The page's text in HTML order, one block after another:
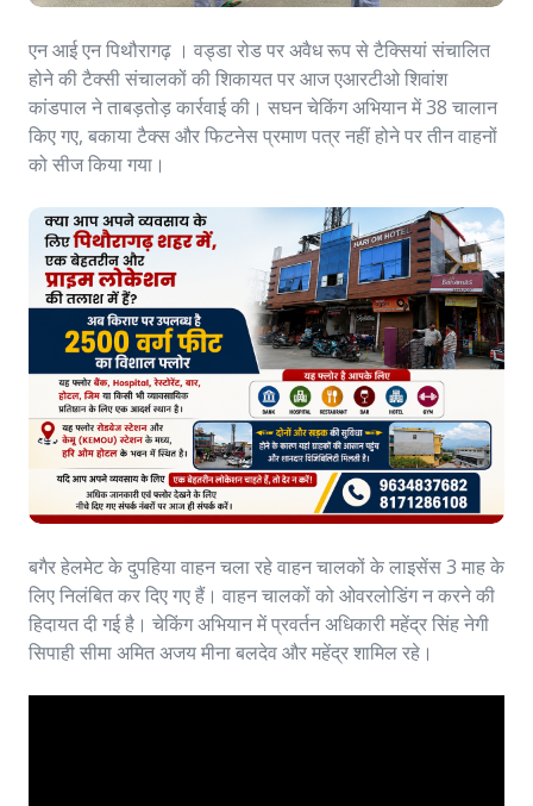
एन आई एन पिथौरागढ़ । वड्डा रोड पर अवैध रूप से टैक्सियां संचालित
होने की टैक्सी संचालकों की शिकायत पर आज एआरटीओ शिवांश
कांडपाल ने ताबड़तोड़ कार्रवाई की। सघन चेकिंग अभियान में 38 चालान
किए गए, बकाया टैक्स और फिटनेस प्रमाण पत्र नहीं होने पर तीन वाहनों
को सीज किया गया।
बगैर हेलमेट के दुपहिया वाहन चला रहे वाहन चालकों के लाइसेंस 3 माह के
लिए निलंबित कर दिए गए हैं। वाहन चालकों को ओवरलोडिंग न करने की
हिदायत दी गई है। चेकिंग अभियान में प्रवर्तन अधिकारी महेंद्र सिंह नेगी
सिपाही सीमा अमित अजय मीना बलदेव और महेंद्र शामिल रहे।